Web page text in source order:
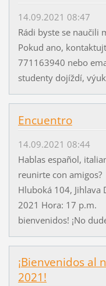
14.09.2021 08:47
Rádi byste se naučili
Pokud ano,
771163940 nebo
studenty dojíždí,
Encuentro
14.09.2021 08:44
Hablas español,
reunirte con
Hluboká 104, Jihlava
2021 Hora: 17 p.m.
bienvenidos! ¡No
¡Bienvenidos al
2021!